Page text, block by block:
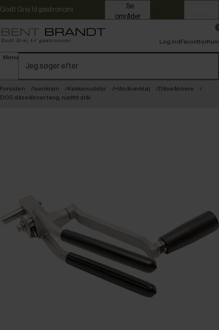
Godt Grej til gastronomi
områder
Menu
Log indFavoritterKurv
Forsiden Isenkram Køkkenudstyr Håndværktøj
Dåseåbnere
DO5 dåseåbner tang, rustfrit stål